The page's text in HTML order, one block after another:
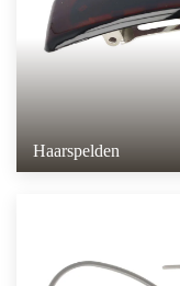
Haarspelden